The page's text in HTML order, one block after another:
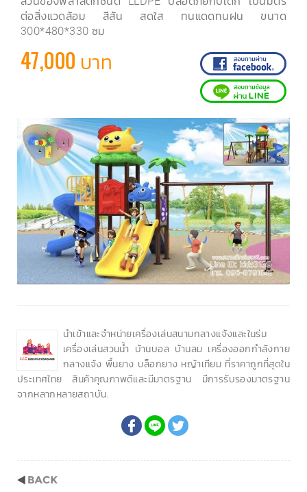
ต่อสิ่งแวดล้อม สีสัน สดใส ทนแดดทนฝน ขนาด
300*480*330 ซม
47,000 บาท
นำเข้าและจำหน่ายเครื่องเล่นสนามกลางแจ้งและในร่ม
เครื่องเล่นสวนน้ำ บ้านบอล บ้านลม เครื่องออกกำลังกาย
กลางแจ้ง พื้นยาง บล็อกยาง หญ้าเทียม ที่ราคาถูกที่สุดใน
ประเทศไทย สินค้าคุณภาพดีและมีมาตรฐาน มีการรับรองมาตรฐาน
จากหลากหลายสถาบัน.